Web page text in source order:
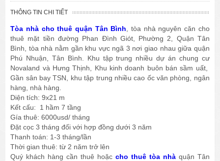
THÔNG TIN CHI TIẾT
Tòa nhà cho thuê quận Tân Bình, tòa nhà nguyên căn cho
thuê mặt tiền đường Phan Đình Giót, Phường 2, Quận Tân
Bình, tòa nhà nằm gần khu vực ngã 3 nơi giao nhau giữa quận
Phú Nhuận, Tân Bình. Khu tập trung nhiều dự án chung cư
Novaland và Hưng Thịnh, Khu kinh doanh buôn bán sầm uất,
Gần sân bay TSN, khu tập trung nhiều cao ốc văn phòng, ngân
hàng, nhà hàng.
Diện tích: 9x21 m
Kết cấu: 1 hầm 7 tầng
Gía thuê: 6000usd/ tháng
Đặt cọc 3 tháng đối với hợp đồng dưới 3 năm
Thanh toán: 1-3 tháng/lần
Thời gian thuê: từ 2 năm trở lên
Quý khách hàng cần thuê hoặc cho thuê tòa nhàquận Tân